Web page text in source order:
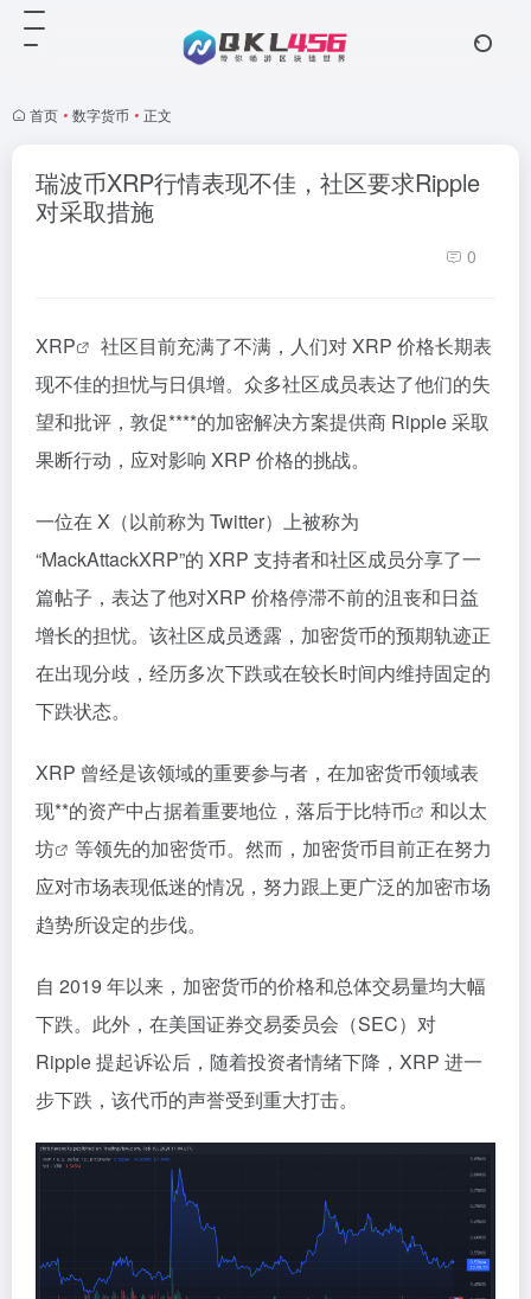
首页 • 数字货币 • 正文
瑞波币XRP行情表现不佳，社区要求Ripple
对采取措施
0
XRP
社区目前充满了不满，人们对 XRP 价格长期表
现不佳的担忧与日俱增。众多社区成员表达了他们的失
望和批评，敦促****的加密解决方案提供商 Ripple 采取
果断行动，应对影响 XRP 价格的挑战。
一位在 X（以前称为 Twitter）上被称为
“MackAttackXRP”的 XRP 支持者和社区成员分享了一
篇帖子，表达了他对XRP 价格停滞不前的沮丧和日益
增长的担忧。该社区成员透露，加密货币的预期轨迹正
在出现分歧，经历多次下跌或在较长时间内维持固定的
下跌状态。
XRP 曾经是该领域的重要参与者，在加密货币领域表
现**的资产中占据着重要地位，落后于比特币 和以太
坊
等领先的加密货币。然而，加密货币目前正在努力
应对市场表现低迷的情况，努力跟上更广泛的加密市场
趋势所设定的步伐。
自 2019 年以来，加密货币的价格和总体交易量均大幅
下跌。此外，在美国证券交易委员会（SEC）对
Ripple 提起诉讼后，随着投资者情绪下降，XRP 进一
步下跌，该代币的声誉受到重大打击。